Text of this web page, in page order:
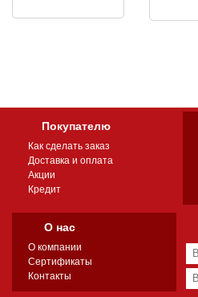
Покупателю
Как сделать заказ
Доставка и оплата
Акции
Кредит
О нас
О компании
Сертификаты
Контакты